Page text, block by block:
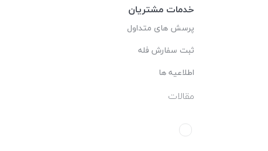
خدمات مشتریان
پرسش های متداول
ثبت سفارش فله
اطلاعیه ها
مقالات